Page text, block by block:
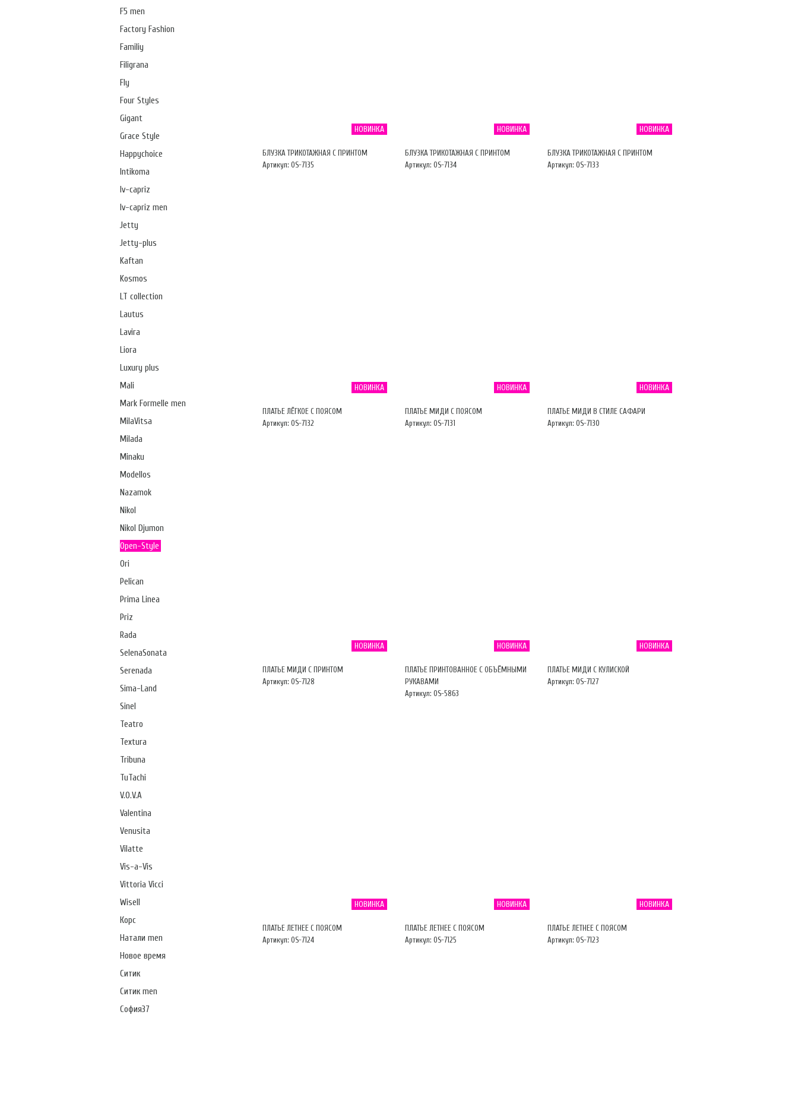
F5 men
Factory Fashion
Familiy
Filigrana
Fly
Four Styles
Gigant
Grace Style
Happychoice
Intikoma
Iv-capriz
Iv-capriz men
Jetty
Jetty-plus
Kaftan
Kosmos
LT collection
Lautus
Lavira
Liora
Luxury plus
Mali
Mark Formelle men
MilaVitsa
Milada
Minaku
Modellos
Nazamok
Nikol
Nikol Djumon
Open-Style
Ori
Pelican
Prima Linea
Priz
Rada
SelenaSonata
Serenada
Sima-Land
Sinel
Teatro
Textura
Tribuna
TuTachi
V.O.V.A
Valentina
Venusita
Vilatte
Vis-a-Vis
Vittoria Vicci
Wisell
Корс
Натали men
Новое время
Ситик
Ситик men
София37
НОВИНКА
БЛУЗКА ТРИКОТАЖНАЯ С ПРИНТОМ
Артикул: OS-7135
НОВИНКА
БЛУЗКА ТРИКОТАЖНАЯ С ПРИНТОМ
Артикул: OS-7134
НОВИНКА
БЛУЗКА ТРИКОТАЖНАЯ С ПРИНТОМ
Артикул: OS-7133
НОВИНКА
ПЛАТЬЕ ЛЁГКОЕ С ПОЯСОМ
Артикул: OS-7132
НОВИНКА
ПЛАТЬЕ МИДИ С ПОЯСОМ
Артикул: OS-7131
НОВИНКА
ПЛАТЬЕ МИДИ В СТИЛЕ САФАРИ
Артикул: OS-7130
НОВИНКА
ПЛАТЬЕ МИДИ С ПРИНТОМ
Артикул: OS-7128
НОВИНКА
ПЛАТЬЕ ПРИНТОВАННОЕ С ОБЪЁМНЫМИ
РУКАВАМИ
Артикул: OS-5863
НОВИНКА
ПЛАТЬЕ МИДИ С КУЛИСКОЙ
Артикул: OS-7127
НОВИНКА
ПЛАТЬЕ ЛЕТНЕЕ С ПОЯСОМ
Артикул: OS-7124
НОВИНКА
ПЛАТЬЕ ЛЕТНЕЕ С ПОЯСОМ
Артикул: OS-7125
НОВИНКА
ПЛАТЬЕ ЛЕТНЕЕ С ПОЯСОМ
Артикул: OS-7123